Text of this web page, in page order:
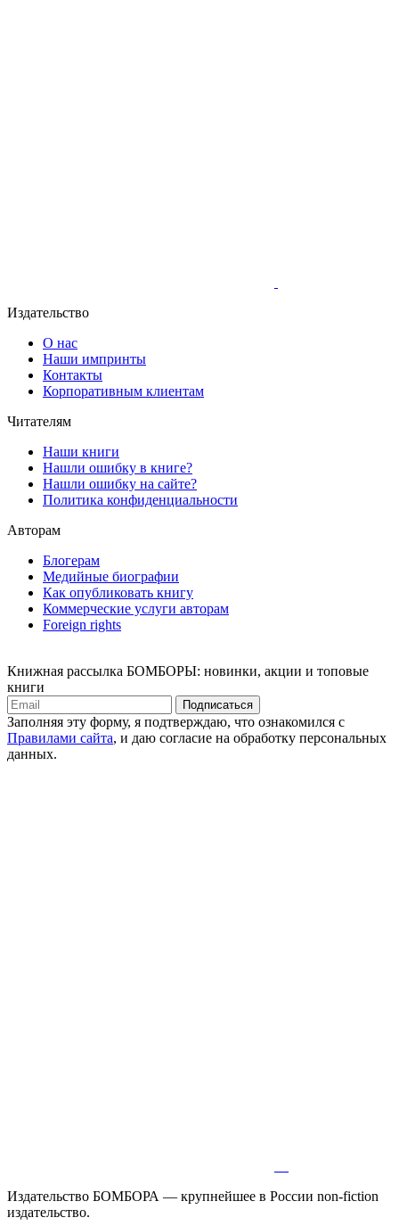
Издательство
О нас
Наши импринты
Контакты
Корпоративным клиентам
Читателям
Наши книги
Нашли ошибку в книге?
Нашли ошибку на сайте?
Политика конфиденциальности
Авторам
Блогерам
Медийные биографии
Как опубликовать книгу
Коммерческие услуги авторам
Foreign rights
Книжная рассылка БОМБОРЫ: новинки, акции и топовые
книги
Подписаться
Заполняя эту форму, я подтверждаю, что ознакомился с
Правилами сайта, и даю согласие на обработку персональных
данных.
Издательство БОМБОРА — крупнейшее в России non-fiction
издательство.